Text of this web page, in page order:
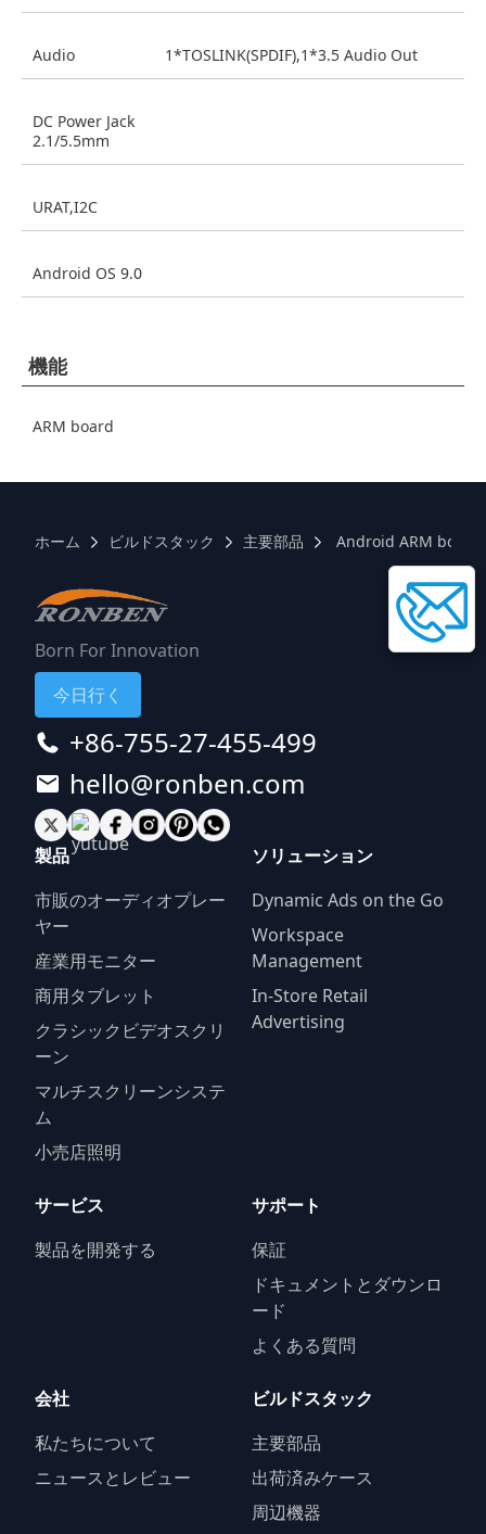
Audio 1*TOSLINK(SPDIF),1*3.5 Audio Out
DC Power Jack
2.1/5.5mm
URAT,I2C
Android OS 9.0
機能
ARM board
ホーム ビルドスタック 主要部品 Android ARM board
Born For Innovation
今日行く
+86-755-27-455-499
hello@ronben.com
製品
市販のオーディオプレー
ヤー
産業用モニター
商用タブレット
クラシックビデオスクリ
ーン
マルチスクリーンシステ
ム
小売店照明
ソリューション
Dynamic Ads on the Go
Workspace
Management
In-Store Retail
Advertising
サービス
製品を開発する
サポート
保証
ドキュメントとダウンロ
ード
よくある質問
会社
私たちについて
ニュースとレビュー
ビルドスタック
主要部品
出荷済みケース
周辺機器